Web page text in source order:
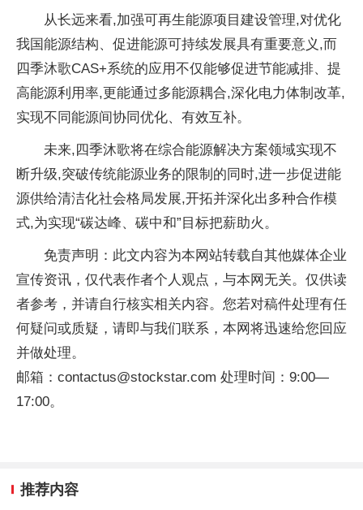
从长远来看,加强可再生能源项目建设管理,对优化
我国能源结构、促进能源可持续发展具有重要意义,而
四季沐歌CAS+系统的应用不仅能够促进节能减排、提
高能源利用率,更能通过多能源耦合,深化电力体制改革,
实现不同能源间协同优化、有效互补。
未来,四季沐歌将在综合能源解决方案领域实现不
断升级,突破传统能源业务的限制的同时,进一步促进能
源供给清洁化社会格局发展,开拓并深化出多种合作模
式,为实现“碳达峰、碳中和”目标把薪助火。
免责声明：此文内容为本网站转载自其他媒体企业
宣传资讯，仅代表作者个人观点，与本网无关。仅供读
者参考，并请自行核实相关内容。您若对稿件处理有任
何疑问或质疑，请即与我们联系，本网将迅速给您回应
并做处理。
邮箱：contactus@stockstar.com 处理时间：9:00—
17:00。
推荐内容